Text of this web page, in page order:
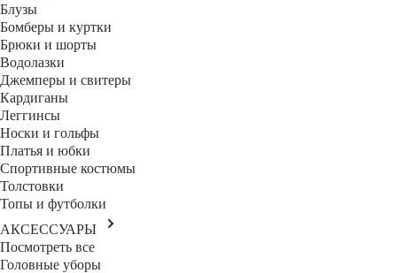
Блузы
Бомберы и куртки
Брюки и шорты
Водолазки
Джемперы и свитеры
Кардиганы
Леггинсы
Носки и гольфы
Платья и юбки
Спортивные костюмы
Толстовки
Топы и футболки
АКСЕССУАРЫ
Посмотреть все
Головные уборы